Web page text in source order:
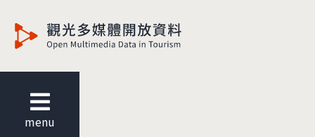
menu